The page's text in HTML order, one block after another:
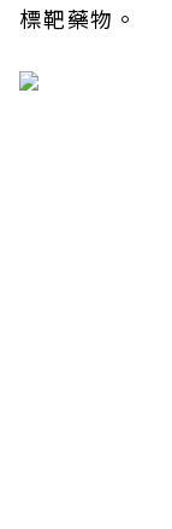
標靶藥物。